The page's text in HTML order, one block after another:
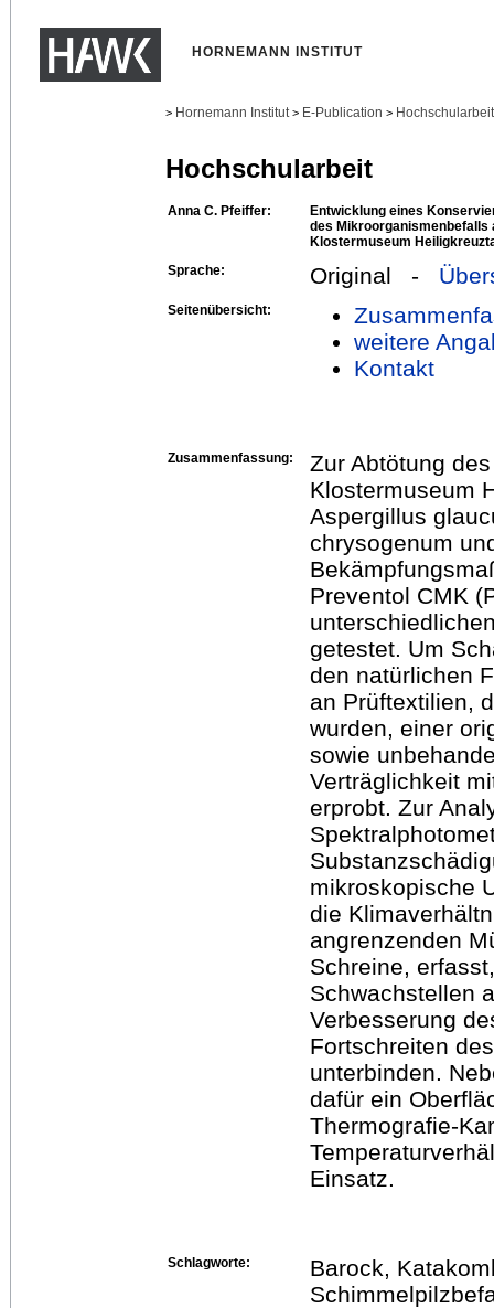
HORNEMANN INSTITUT
> Hornemann Institut > E-Publication >
Hochschularbeit
Anna C. Pfeiffer:
Entwicklung eines
des Mikroorganismenbefalls
Klostermuseum
Sprache:
Original -
Seitenübersicht:
weitere
Kontakt
Zusammenfassung:
Zur Abtötung
Klostermuseum
Aspergillus
chrysogenum
Preventol CMK
getestet. Um
den natürlichen
an Prüftextilien,
wurden, einer
sowie
Verträglichkeit
erprobt. Zur
mikroskopische
die
angrenzenden
Schreine,
Schwachstellen
Verbesserung
Fortschreiten
unterbinden.
dafür ein
Thermografie-
Einsatz.
Schlagworte:
Barock,